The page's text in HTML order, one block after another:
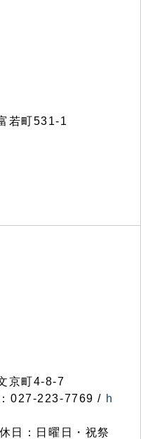
若町531-1
京町4-8-7
027-223-7769 / h
日：日曜日・祝祭